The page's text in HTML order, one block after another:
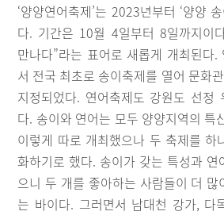
‘양양연어축제’는 2023년부터 ‘양양
다. 기간은 10월 4일부터 8일까지이
만나다”라는 표어로 새롭게 개최된다.
서 전국 최초로 송이축제를 열어 문화
지정되었다. 연어축제도 강원도 선정
다. 송이와 연어는 모두 양양지역의 특
이렇게 따로 개최했으나 두 축제를 하
화하기로 했다. 송이가 갖는 특성과
으니 두 개를 좋아하는 사람들이 더
는 바이다. 그러면서 남대천 강가, 다